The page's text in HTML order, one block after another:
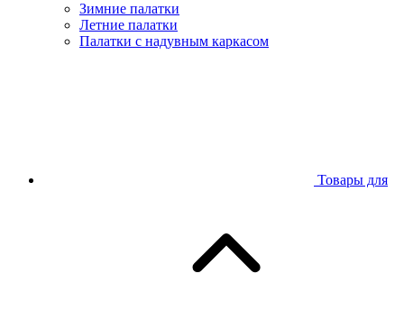
Зимние палатки
Летние палатки
Палатки с надувным каркасом
Товары для